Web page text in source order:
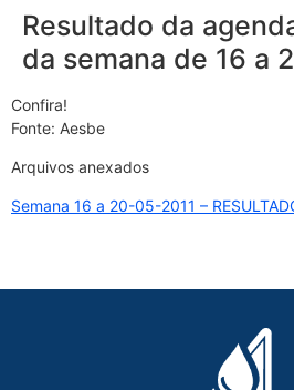
Resultado da
da semana de 16 a
Confira!
Fonte: Aesbe
Arquivos anexados
Semana 16 a 20-05-2011 –